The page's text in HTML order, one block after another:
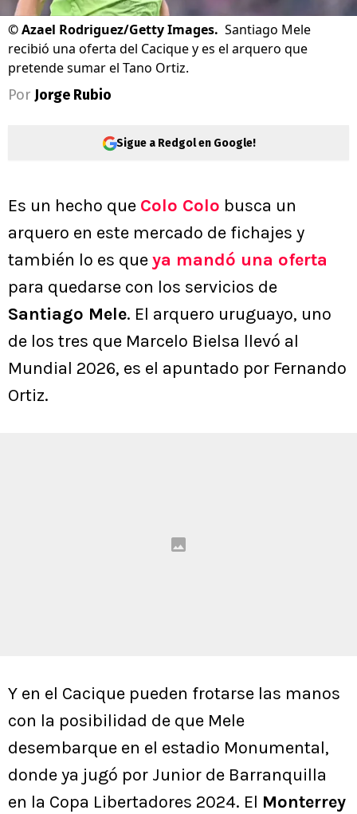
©Azael Rodriguez/Getty Images. Santiago Mele
recibió una oferta del Cacique y es el arquero que
pretende sumar el Tano Ortiz.
Por Jorge Rubio
Sigue a Redgol en Google!
Es un hecho que Colo Colo busca un
arquero en este mercado de fichajes y
también lo es queya mandó una oferta
para quedarse con los servicios de
Santiago Mele. El arquero uruguayo, uno
de los tres que Marcelo Bielsa llevó al
Mundial 2026, es el apuntado por Fernando
Ortiz.
Y en el Cacique pueden frotarse las manos
con la posibilidad de que Mele
desembarque en el estadio Monumental,
donde ya jugó por Junior de Barranquilla
en la Copa Libertadores 2024. El Monterrey